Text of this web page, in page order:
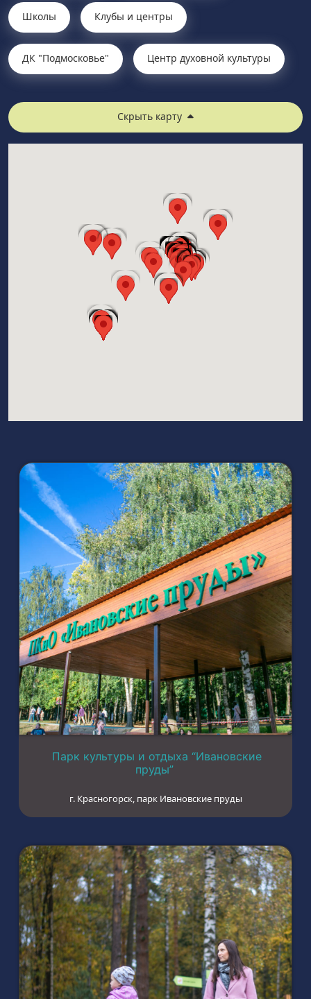
Школы Клубы и центры
ДК "Подмосковье" Центр духовной культуры
Скрыть карту
Парк культуры и отдыха “Ивановские
пруды”
г. Красногорск, парк Ивановские пруды